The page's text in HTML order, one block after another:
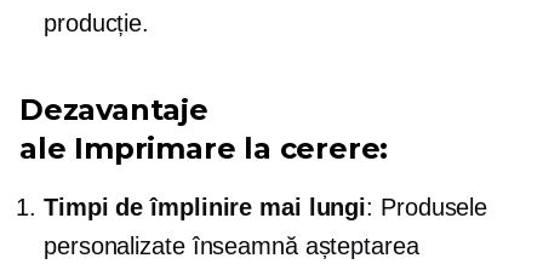
producție.
Dezavantaje
ale Imprimare la cerere:
Timpi de împlinire mai lungi: Produsele
personalizate înseamnă așteptarea